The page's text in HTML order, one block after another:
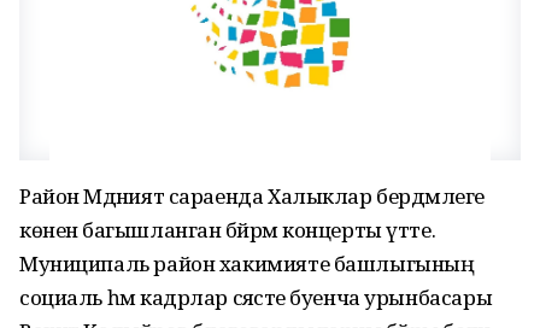
Район Мәдәният сараенда Халыклар бердәмлеге
көненә багышланган бәйрәм концерты үтте.
Муниципаль район хакимияте башлыгының
социаль һәм кадрлар сәясәте буенча урынбасары